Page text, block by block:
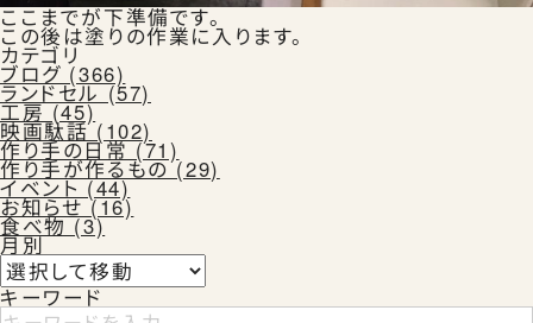
ここまでが下準備です。
この後は塗りの作業に入ります。
カテゴリ
ブログ (366)
ランドセル (57)
工房 (45)
映画駄話 (102)
作り手の日常 (71)
作り手が作るもの (29)
イベント (44)
お知らせ (16)
食べ物 (3)
月別
キーワード